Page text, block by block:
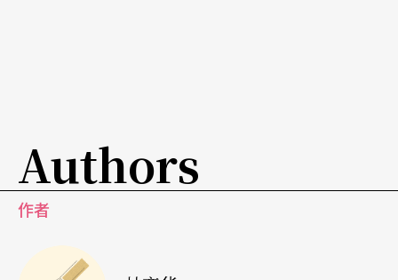
娜当年拥抱爱滋病人，（象征式）走进地雷区宣传
拆除地雷等媒体活动，还都带有王者风范，反而在
镜头前眼睁睁否认有负妻子的查尔斯，更像是《战
Authors
作者